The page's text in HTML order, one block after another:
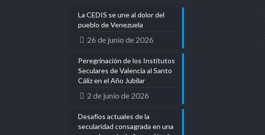
La CEDIS se une al dolor del
pueblo de Venezuela
26 de junio de 2026
Peregrinación de los Institutos
Seculares de Valencia al Santo
Cáliz en el Año Jubilar
2 de junio de 2026
Desafíos actuales de la
secularidad consagrada en una